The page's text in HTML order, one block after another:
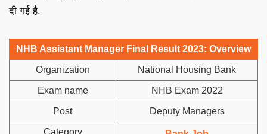
दी गई है.
NHB Assistant Manager Final Result 2023: Overview
Organization National Housing Bank
Exam name NHB Exam 2022
Post Deputy Managers
Category